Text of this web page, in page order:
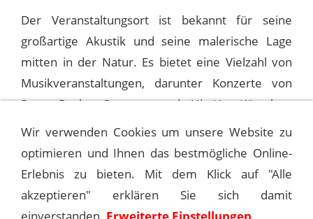
Der Veranstaltungsort ist bekannt für seine
großartige Akustik und seine malerische Lage
mitten in der Natur. Es bietet eine Vielzahl von
Musikveranstaltungen, darunter Konzerte von
Pop-, Rock-, Country- und Hip-Hop-Künstlern
sowie Live-Aufführungen anderer Genres.
1988-08-19 CHARLOTTE, COLISEUM
1988-08-23 RENO, BALLY’S GRAND
Wir verwenden Cookies um unsere Website zu
optimieren und Ihnen das bestmögliche Online-
Erlebnis zu bieten. Mit dem Klick auf "Alle
akzeptieren" erklären Sie sich damit